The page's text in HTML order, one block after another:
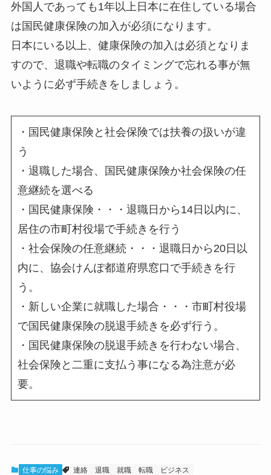
外国人であっても1年以上日本に在住している場合
は国民健康保険の加入が必須になります。
日本にいる以上、健康保険の加入は必須となりま
すので、退職や転職のタイミングで忘れる事が無
いように必ず手続きをしましょう。
・国民健康保険と社会保険では扶養の扱いが違
う
・退職した場合、国民健康保険か社会保険の任
意継続を選べる
・ 国民健康保険 ・・・退職日から14日以内に、
居住の市町村役場で手続きを行う
・ 社会保険の任意継続 ・・・退職日から20日以
内に、協会けんぽ都道府県窓口で手続きを行
う。
・ 新しい企業に就職した場合 ・・・市町村役場
で国民健康保険の脱退手続きを必ず行う。
・国民健康保険の脱退手続きを行わない場合、
社会保険と二重に支払う事になる為注意が必
要。
仕事の悩み 連絡 退職 就職 転職 ビジネス